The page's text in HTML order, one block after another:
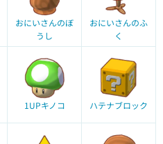
おにいさんのぼ
うし
おにいさんのふ
く
1UPキノコ ハテナブロック